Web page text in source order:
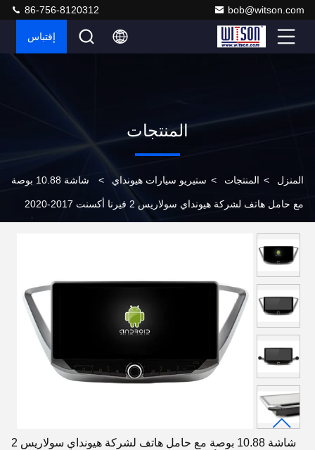
bob@witson.com
86-756-8120312
إقتباس
المنتجات
المنزل > المنتجات > ستيريو سيارات هيونداي > شاشة 10.88 بوصة
مع حامل هاتف لشركة هيونداي سولاريس 2 فيرنا أكسنت 2017-2020
شاشة 10.88 بوصة مع حامل هاتف لشركة هيونداي سولاريس 2